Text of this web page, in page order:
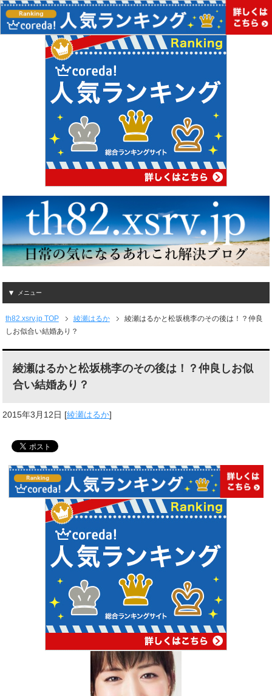
メニュー
th82.xsrv.jp TOP 綾瀬はるか
綾瀬はるかと松坂桃李のその後は！？仲良
しお似合い結婚あり？
綾瀬はるかと松坂桃李のその後は！？仲良しお似
合い結婚あり？
2015年3月12日 [綾瀬はるか]